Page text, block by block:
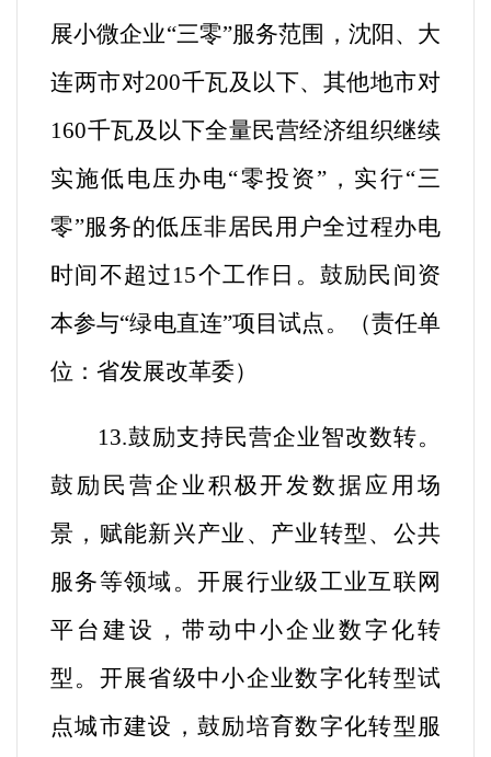
展小微企业“三零”服务范围，沈阳、大
连两市对200千瓦及以下、其他地市对
160千瓦及以下全量民营经济组织继续
实施低电压办电“零投资”，实行“三
零”服务的低压非居民用户全过程办电
时间不超过15个工作日。鼓励民间资
本参与“绿电直连”项目试点。（责任单
位：省发展改革委）
13.鼓励支持民营企业智改数转。
鼓励民营企业积极开发数据应用场
景，赋能新兴产业、产业转型、公共
服务等领域。开展行业级工业互联网
平台建设，带动中小企业数字化转
型。开展省级中小企业数字化转型试
点城市建设，鼓励培育数字化转型服